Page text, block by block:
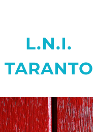
L.N.I.
TARANTO